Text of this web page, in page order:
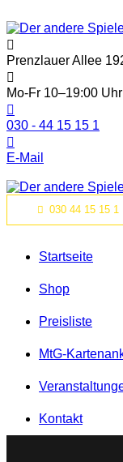
Prenzlauer Allee
Mo-Fr 10–19:00
030 - 44 15 15 1
E-Mail
030 44 15 15 1
Startseite
Shop
Preisliste
MtG-
Kontakt